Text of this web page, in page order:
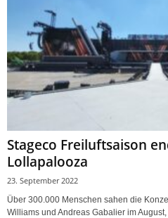
Stageco Freiluftsaison
Lollapalooza
23. September 2022
Über 300.000 Menschen sahen die
Williams und Andreas Gabalier im